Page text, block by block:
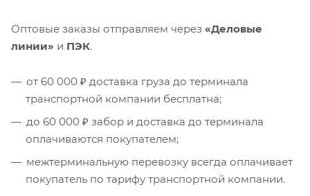
Оптовые заказы отправляем через «Деловые
линии» и ПЭК.
от 60 000 ₽ доставка груза до терминала
транспортной компании бесплатна;
до 60 000 ₽ забор и доставка до терминала
оплачиваются покупателем;
межтерминальную перевозку всегда оплачивает
покупатель по тарифу транспортной компании.